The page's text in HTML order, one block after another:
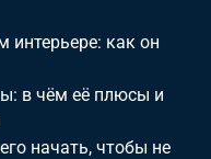
интерьере: как он
в чём её плюсы и
начать, чтобы не